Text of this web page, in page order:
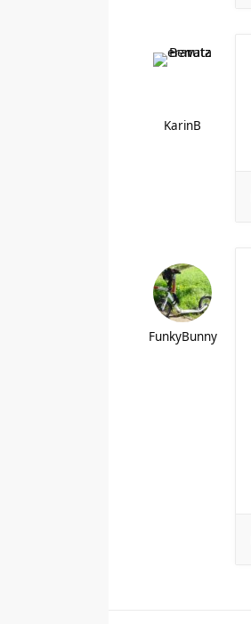
KarinB
FunkyBunny